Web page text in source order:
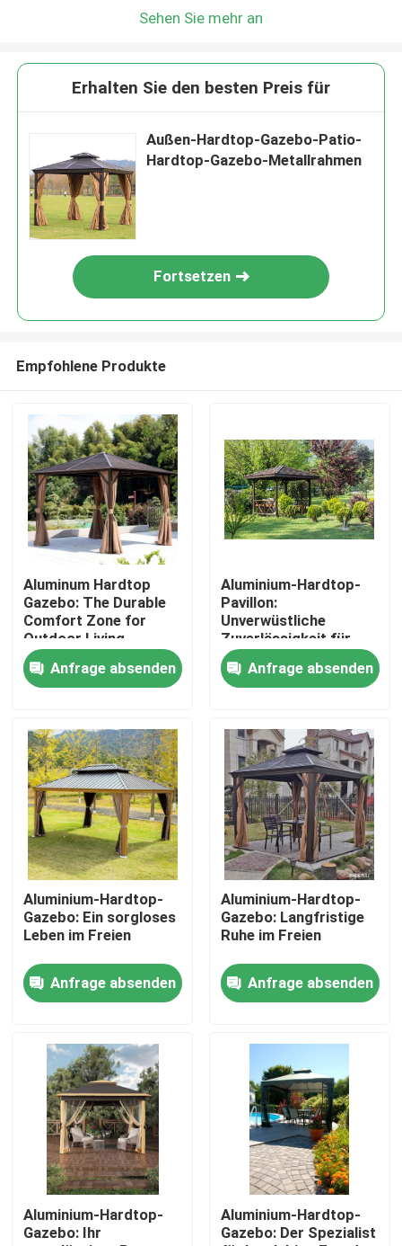
Produkte
Über uns
Fabrik-Ausflug
Nachrichten
Fordern Sie ein Zitat
Aluminiumpatio-Pergola
Aluminiumpergola mit Luftschlitzen
Sehen Sie mehr an
Erhalten Sie den besten Preis für
Außen-Hardtop-Gazebo-Patio-
Hardtop-Gazebo-Metallrahmen
Fortsetzen
Empfohlene Produkte
Aluminum Hardtop
Gazebo: The Durable
Comfort Zone for
Outdoor Living
Anfrage absenden
Aluminium-Hardtop-
Pavillon:
Unverwüstliche
Zuverlässigkeit für
Ihren Außenbereich
Anfrage absenden
Aluminium-Hardtop-
Gazebo: Ein sorgloses
Leben im Freien
Anfrage absenden
Aluminium-Hardtop-
Gazebo: Langfristige
Ruhe im Freien
Anfrage absenden
Aluminium-Hardtop-
Gazebo: Ihr
Aluminium-Hardtop-
Gazebo: Der Spezialist